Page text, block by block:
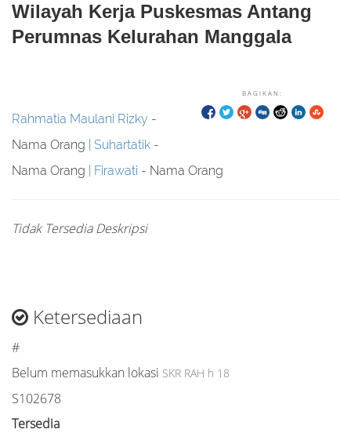
Wilayah Kerja Puskesmas Antang
Perumnas Kelurahan Manggala
BAGIKAN:
Rahmatia Maulani Rizky -
Nama Orang
Suhartatik -
Nama Orang
Firawati - Nama Orang
Tidak Tersedia Deskripsi
Ketersediaan
#
Belum memasukkan lokasi SKR RAH h 18
S102678
Tersedia